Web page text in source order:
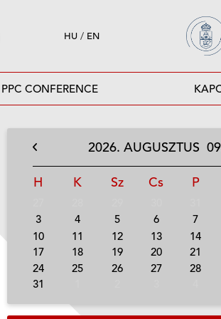
HU / EN
PPC CONFERENCE
2026. AUGUSZTUS
H K Sz Cs P
3
4 5 6 7
10
11 12 13 14
17
18 19 20 21
24
25 26 27 28
31